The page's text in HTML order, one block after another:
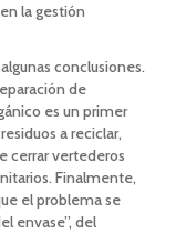
la gestión
conclusiones.
de
es un primer
a reciclar,
cerrar vertederos
Finalmente,
el problema se
envase”, del